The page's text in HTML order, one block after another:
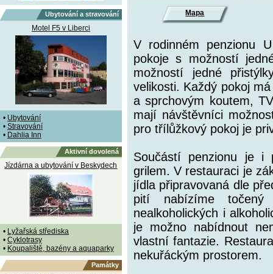
Ubytování a stravování
Motel F5 v Liberci
• Ubytování
• Stravování
• Dahlia Inn
Aktivní dovolená
Jízdárna a ubytování v Beskydech
• Lyžařská střediska
• Cyklotrasy
• Koupaliště, bazény a aquaparky
Památky
Mapa
V rodinném penzionu
pokoje s možností
možností jedné
velikosti. Každý pokoj
a sprchovým koutem,
mají návštěvníci
pro třílůžkový pokoj je
Součástí penzionu je i
grilem. V restauraci je
jídla připravovaná dle
pití nabízíme
nealkoholických i
je možno nabídnout
vlastní fantazie.
nekuřáckým prostorem.